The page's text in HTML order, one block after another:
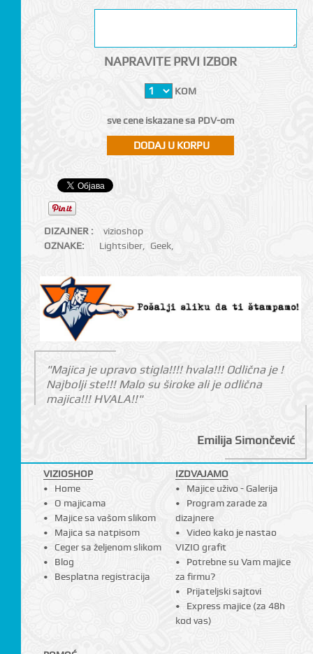
NAPRAVITE PRVI IZBOR
KOM
sve cene iskazane sa PDV-om
DIZAJNER :
vizioshop
OZNAKE:
Lightsiber, Geek,
"Majica je upravo stigla!!!! hvala!!! Odlična je !
Najbolji ste!!! Malo su široke ali je odlična
majica!!! HVALA!!"
Emilija Simončević
VIZIOSHOP
Home
O majicama
Majice sa vašom slikom
Majica sa natpisom
Ceger sa željenom slikom
Blog
Besplatna registracija
IZDVAJAMO
Majice uživo - Galerija
Program zarade za
dizajnere
Video kako je nastao
VIZIO grafit
Potrebne su Vam majice
za firmu?
Prijateljski sajtovi
Express majice (za 48h
kod vas)